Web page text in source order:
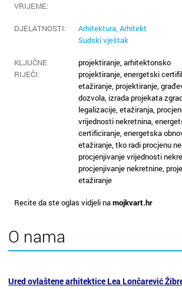
VRIJEME:
DJELATNOSTI:
Arhitektura, Arhitekt
Sudski vještak
KLJUČNE
RIJEČI:
projektiranje, arhitektonsko
projektiranje, energetski
etažiranje, projektiranje,
dozvola, izrada projekata
legalizacije, etažiranja,
vrijednosti nekretnina,
certificiranje, energetska
etažiranje, tko radi procjenu
procjenjivanje vrijednosti
procjenjivanje nekretnine,
etažiranje
Recite da ste oglas vidjeli namojkvart.hr
O nama
Ured ovlaštene arhitektice Lea Lončarević